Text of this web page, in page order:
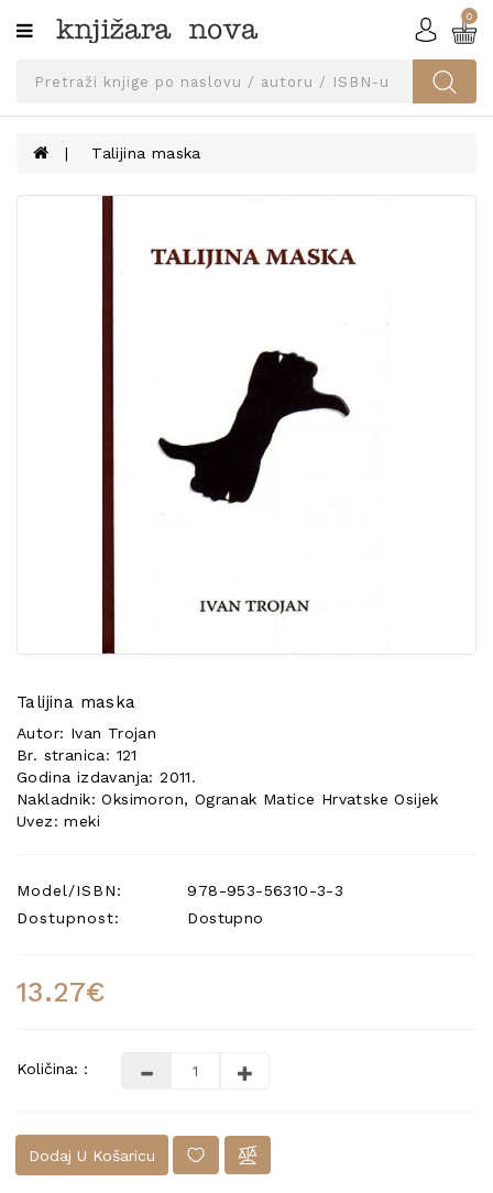
Kategorije
SVEUČILIŠNA
UDŽBENICI
KNJIGE
0
Talijina maska
Talijina maska
Autor: Ivan Trojan
Br. stranica: 121
Godina izdavanja: 2011.
Nakladnik: Oksimoron, Ogranak Matice Hrvatske Osijek
Uvez: meki
Model/ISBN:
978-953-56310-3-3
Dostupnost:
Dostupno
13.27€
Količina: :
Dodaj U Košaricu